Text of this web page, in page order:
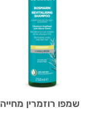
שמפו רוזמרין מחייה